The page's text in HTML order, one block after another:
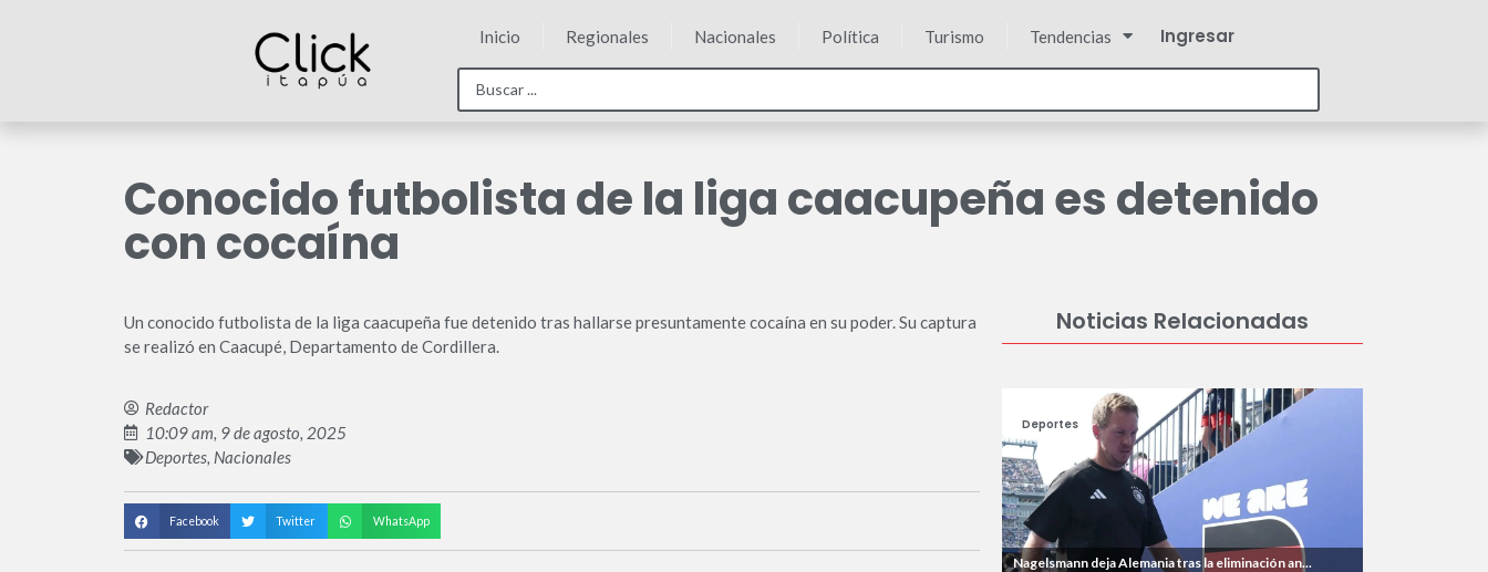
Inicio Regionales Nacionales Política Turismo Tendencias Ingresar
Conocido futbolista de la liga caacupeña es detenido
con cocaína
Un conocido futbolista de la liga caacupeña fue detenido tras hallarse presuntamente cocaína en su poder. Su captura
se realizó en Caacupé, Departamento de Cordillera.
Redactor
10:09 am, 9 de agosto, 2025
Deportes, Nacionales
Facebook Twitter WhatsApp
Noticias Relacionadas
Nagelsmann deja Alemania tras la eliminación an...
Deportes